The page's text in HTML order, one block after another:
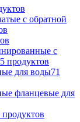
с обратной
с
продуктов
для воды71
фланцевые для
продуктов